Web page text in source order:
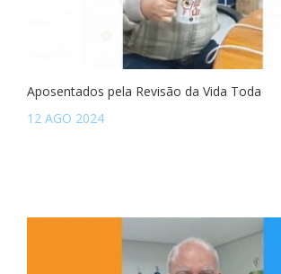
Aposentados pela Revisão da Vida Toda
12 AGO 2024